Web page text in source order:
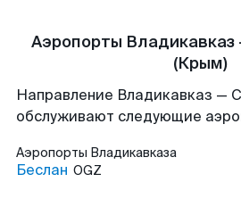
Аэропорты
(Крым)
Направление Владикавказ —
обслуживают следующие
Аэропорты Владикавказа
Беслан OGZ